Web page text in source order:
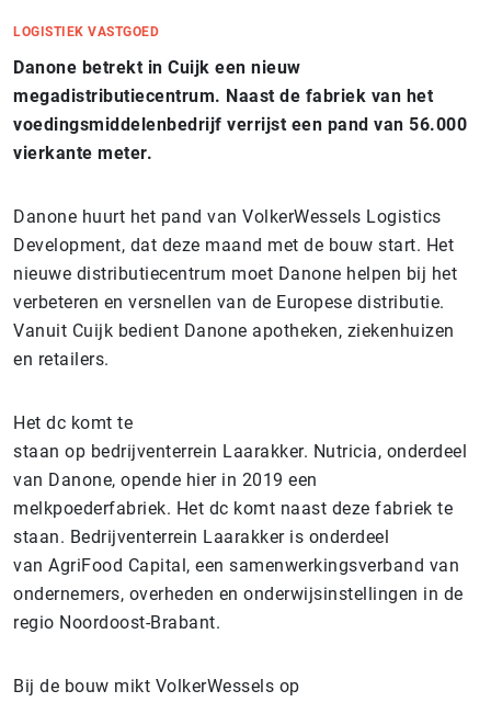
LOGISTIEK VASTGOED
Danone betrekt in Cuijk een nieuw
megadistributiecentrum. Naast de fabriek van het
voedingsmiddelenbedrijf verrijst een pand van 56.000
vierkante meter.
Danone huurt het pand van VolkerWessels Logistics
Development, dat deze maand met de bouw start. Het
nieuwe distributiecentrum moet Danone helpen bij het
verbeteren en versnellen van de Europese distributie.
Vanuit Cuijk bedient Danone apotheken, ziekenhuizen
en retailers.
Het dc komt te
staan op bedrijventerrein Laarakker. Nutricia, onderdeel
van Danone, opende hier in 2019 een
melkpoederfabriek. Het dc komt naast deze fabriek te
staan. Bedrijventerrein Laarakker is onderdeel
van AgriFood Capital, een samenwerkingsverband van
ondernemers, overheden en onderwijsinstellingen in de
regio Noordoost-Brabant.
Bij de bouw mikt VolkerWessels op